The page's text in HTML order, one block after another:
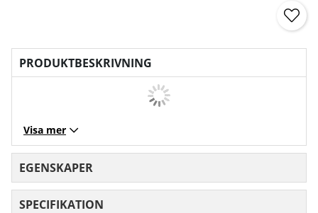
PRODUKTBESKRIVNING
Visa mer
EGENSKAPER
SPECIFIKATION